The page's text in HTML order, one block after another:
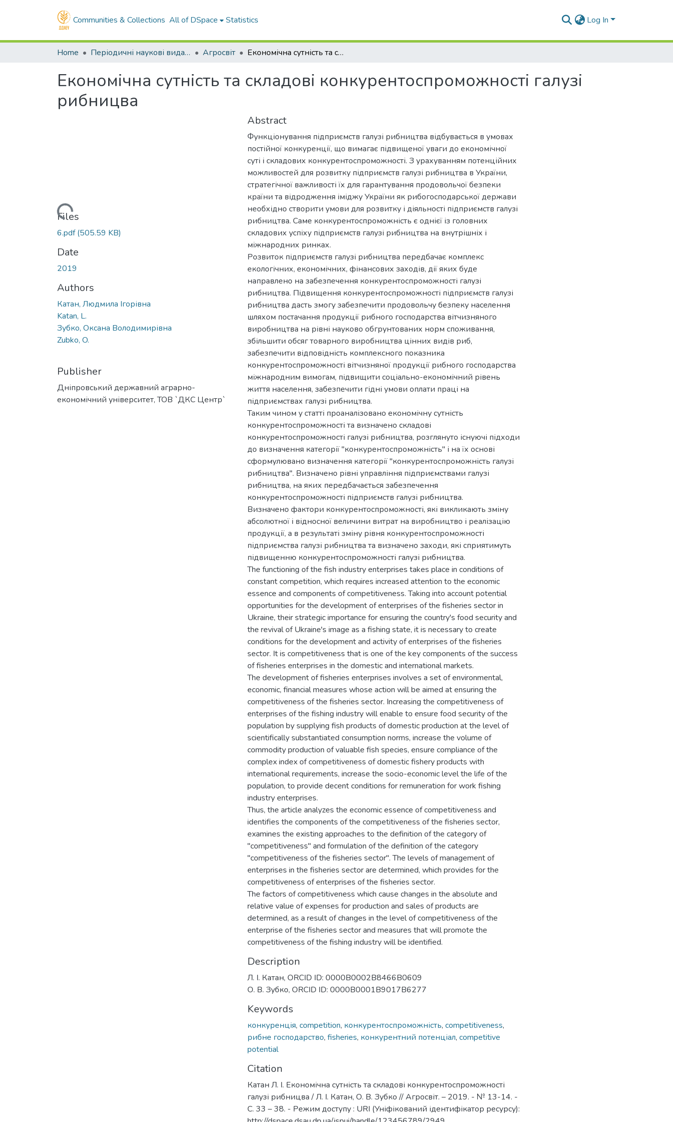
Communities & Collections All of DSpace Statistics Log In
Home Періодичні наукові видання ДДАЕУ Агросвіт Економічна сутність та складові конкурентоспроможності галузі рибницва
Економічна сутність та складові конкурентоспроможності галузі
рибницва
Loading...
Files
6.pdf(505.59 KB)
Date
2019
Authors
Катан, Людмила Ігорівна
Katan, L.
Зубко, Оксана Володимирівна
Zubko, O.
Publisher
Дніпровський державний аграрно-
економічний університет, ТОВ `ДКС Центр`
Abstract
Функціонування підприємств галузі рибництва відбувається в умовах
постійної конкуренції, що вимагає підвищеної уваги до економічної
суті і складових конкурентоспроможності. З урахуванням потенційних
можливостей для розвитку підприємств галузі рибництва в України,
стратегічної важливості їх для гарантування продовольчої безпеки
країни та відродження іміджу України як рибогосподарської держави
необхідно створити умови для розвитку і діяльності підприємств галузі
рибництва. Саме конкурентоспроможність є однієї із головних
складових успіху підприємств галузі рибництва на внутрішніх і
міжнародних ринках.
Розвиток підприємств галузі рибництва передбачає комплекс
екологічних, економічних, фінансових заходів, дії яких буде
направлено на забезпечення конкурентоспроможності галузі
рибництва. Підвищення конкурентоспроможності підприємств галузі
рибництва дасть змогу забезпечити продовольчу безпеку населення
шляхом постачання продукції рибного господарства вітчизняного
виробництва на рівні науково обгрунтованих норм споживання,
збільшити обсяг товарного виробництва цінних видів риб,
забезпечити відповідність комплексного показника
конкурентоспроможності вітчизняної продукції рибного господарства
міжнародним вимогам, підвищити соціально-економічний рівень
життя населення, забезпечити гідні умови оплати праці на
підприємствах галузі рибництва.
Таким чином у статті проаналізовано економічну сутність
конкурентоспроможності та визначено складові
конкурентоспроможності галузі рибництва, розглянуто існуючі підходи
до визначення категорії "конкурентоспроможність" і на їх основі
сформулювано визначення категорії "конкурентоспроможність галузі
рибництва". Визначено рівні управління підприємствами галузі
рибництва, на яких передбачається забезпечення
конкурентоспроможності підприємств галузі рибництва.
Визначено фактори конкурентоспроможності, які викликають зміну
абсолютної і відносної величини витрат на виробництво і реалізацію
продукції, а в результаті зміну рівня конкурентоспроможності
підприємства галузі рибництва та визначено заходи, які сприятимуть
підвищенню конкурентоспроможності галузі рибництва.
The functioning of the fish industry enterprises takes place in conditions of
constant competition, which requires increased attention to the economic
essence and components of competitiveness. Taking into account potential
opportunities for the development of enterprises of the fisheries sector in
Ukraine, their strategic importance for ensuring the country's food security and
the revival of Ukraine's image as a fishing state, it is necessary to create
conditions for the development and activity of enterprises of the fisheries
sector. It is competitiveness that is one of the key components of the success
of fisheries enterprises in the domestic and international markets.
The development of fisheries enterprises involves a set of environmental,
economic, financial measures whose action will be aimed at ensuring the
competitiveness of the fisheries sector. Increasing the competitiveness of
enterprises of the fishing industry will enable to ensure food security of the
population by supplying fish products of domestic production at the level of
scientifically substantiated consumption norms, increase the volume of
commodity production of valuable fish species, ensure compliance of the
complex index of competitiveness of domestic fishery products with
international requirements, increase the socio-economic level the life of the
population, to provide decent conditions for remuneration for work fishing
industry enterprises.
Thus, the article analyzes the economic essence of competitiveness and
identifies the components of the competitiveness of the fisheries sector,
examines the existing approaches to the definition of the category of
"competitiveness" and formulation of the definition of the category
"competitiveness of the fisheries sector". The levels of management of
enterprises in the fisheries sector are determined, which provides for the
competitiveness of enterprises of the fisheries sector.
The factors of competitiveness which cause changes in the absolute and
relative value of expenses for production and sales of products are
determined, as a result of changes in the level of competitiveness of the
enterprise of the fisheries sector and measures that will promote the
competitiveness of the fishing industry will be identified.
Description
Л. І. Катан, ORCID ID: 0000B0002B8466B0609
О. В. Зубко, ORCID ID: 0000B0001B9017B6277
Keywords
конкуренція, competition, конкурентоспроможність, competitiveness,
рибне господарство, fisheries, конкурентний потенціал, competitive
potential
Citation
Катан Л. І. Економічна сутність та складові конкурентоспроможності
галузі рибницва / Л. І. Катан, О. В. Зубко // Агросвіт. – 2019. - № 13-14. -
С. 33 – 38. - Режим доступу : URI (Уніфікований ідентифікатор ресурсу):